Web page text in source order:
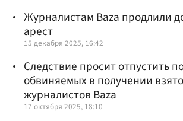
Журналистам Baza продлили
арест
15 декабря 2025, 16:42
Следствие просит отпустить
обвиняемых в получении
журналистов Baza
17 октября 2025, 18:10